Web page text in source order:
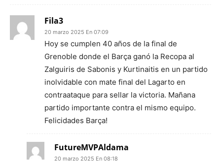
Fila3
20 marzo 2025 En 07:09
Hoy se cumplen 40 años de la final de
Grenoble donde el Barça ganó la Recopa al
Zalguiris de Sabonis y Kurtinaitis en un partido
inolvidable con mate final del Lagarto en
contraataque para sellar la victoria. Mañana
partido importante contra el mismo equipo.
Felicidades Barça!
FutureMVPAldama
20 marzo 2025 En 08:18